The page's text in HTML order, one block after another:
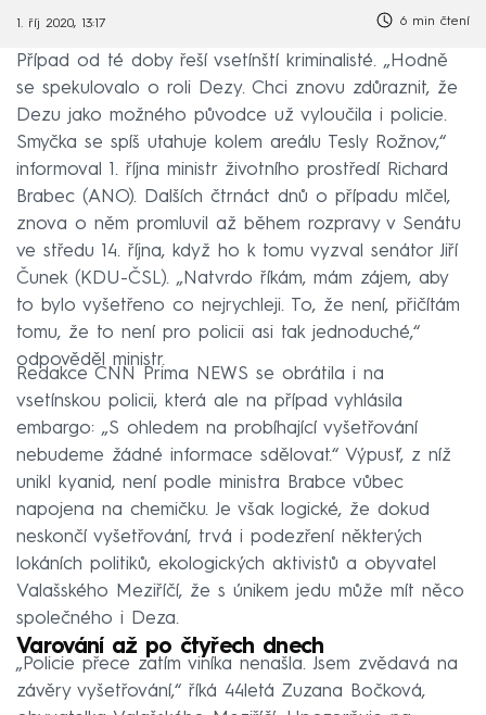
1. říj 2020, 13:17 6 min čtení
Případ od té doby řeší vsetínští kriminalisté. „Hodně
se spekulovalo o roli Dezy. Chci znovu zdůraznit, že
Dezu jako možného původce už vyloučila i policie.
Smyčka se spíš utahuje kolem areálu Tesly Rožnov,“
informoval 1. října ministr životního prostředí Richard
Brabec (ANO). Dalších čtrnáct dnů o případu mlčel,
znova o něm promluvil až během rozpravy v Senátu
ve středu 14. října, když ho k tomu vyzval senátor Jiří
Čunek (KDU-ČSL). „Natvrdo říkám, mám zájem, aby
to bylo vyšetřeno co nejrychleji. To, že není, přičítám
tomu, že to není pro policii asi tak jednoduché,“
odpověděl ministr.
Redakce CNN Prima NEWS se obrátila i na
vsetínskou policii, která ale na případ vyhlásila
embargo: „S ohledem na probíhající vyšetřování
nebudeme žádné informace sdělovat.“ Výpusť, z níž
unikl kyanid, není podle ministra Brabce vůbec
napojena na chemičku. Je však logické, že dokud
neskončí vyšetřování, trvá i podezření některých
lokáních politiků, ekologických aktivistů a obyvatel
Valašského Meziříčí, že s únikem jedu může mít něco
společného i Deza.
Varování až po čtyřech dnech
„Policie přece zatím viníka nenašla. Jsem zvědavá na
závěry vyšetřování,“ říká 44letá Zuzana Bočková,